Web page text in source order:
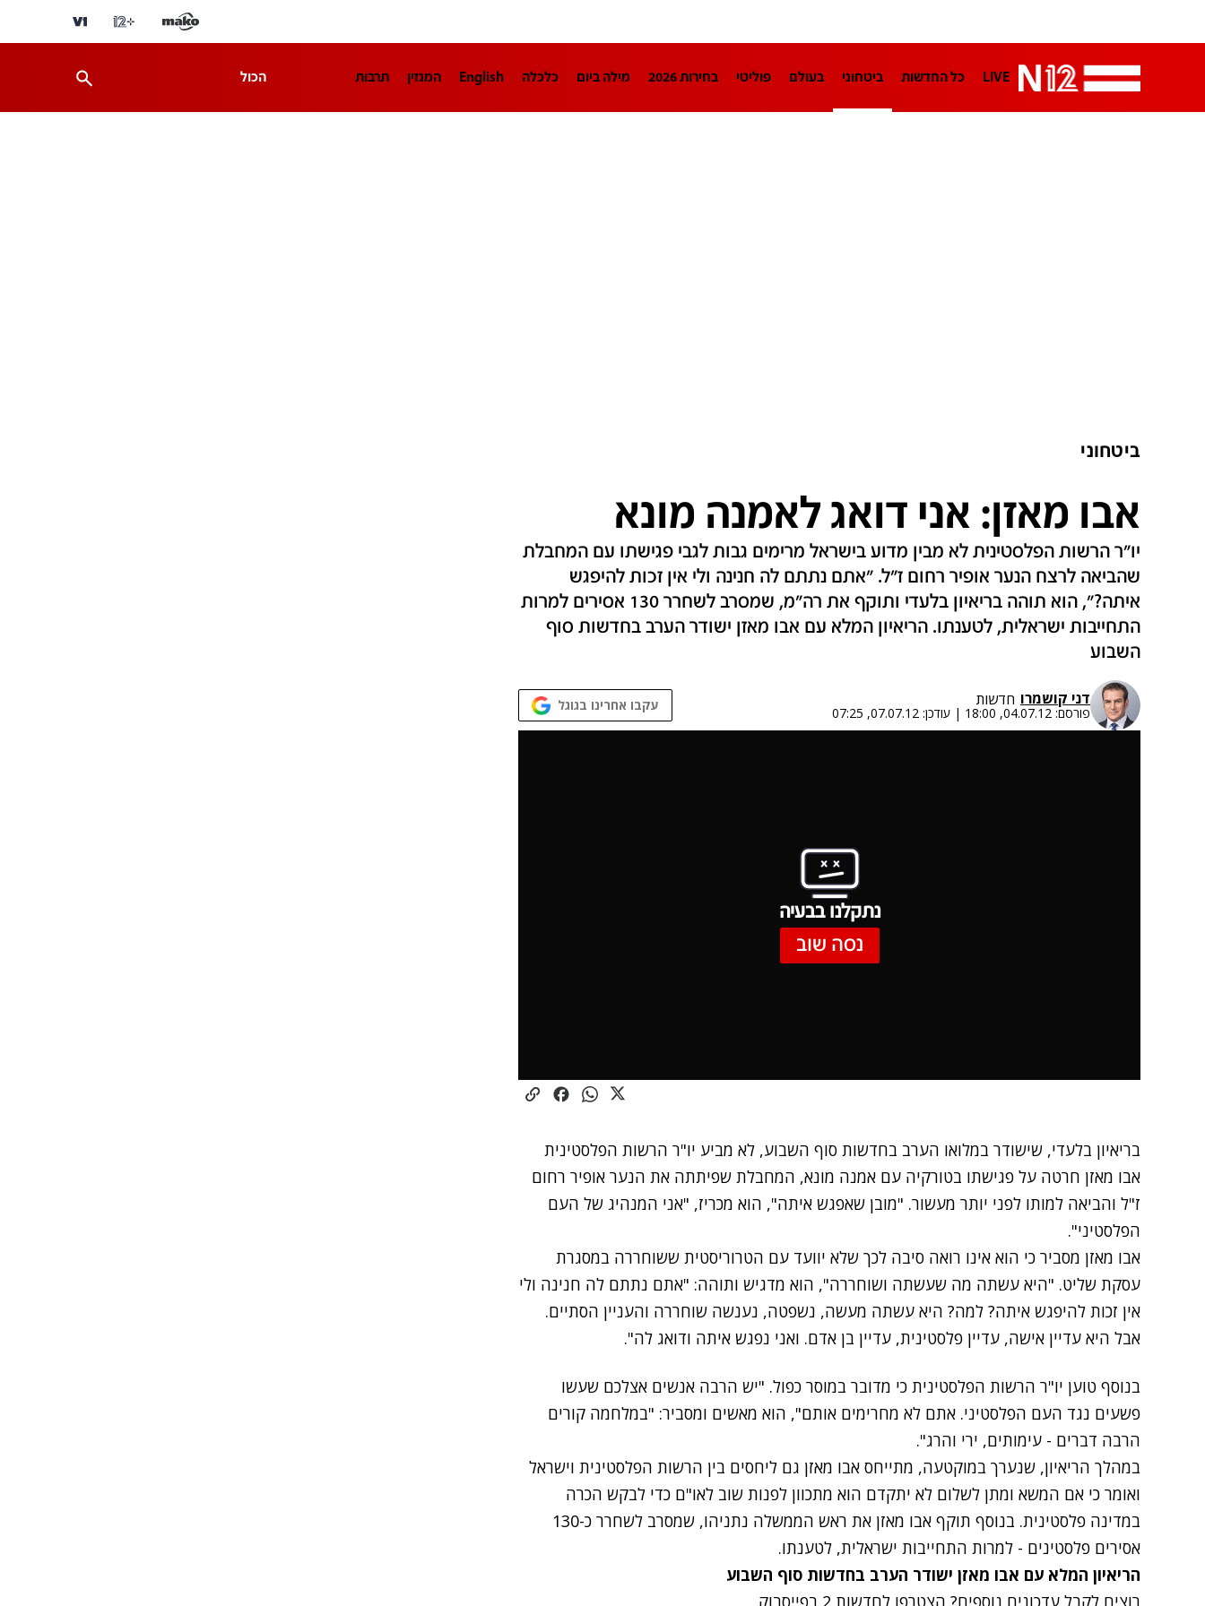
LIVE כל החדשות ביטחוני בעולם פוליטי בחירות 2026 מילה ביום כלכלה English המגזין תרבות הכול
ביטחוני
אבו מאזן: אני דואג לאמנה מונא
יו"ר הרשות הפלסטינית לא מבין מדוע בישראל מרימים גבות לגבי פגישתו עם המחבלת
שהביאה לרצח הנער אופיר רחום ז"ל. "אתם נתתם לה חנינה ולי אין זכות להיפגש
איתה?", הוא תוהה בריאיון בלעדי ותוקף את רה"מ, שמסרב לשחרר 130 אסירים למרות
התחייבות ישראלית, לטענתו. הריאיון המלא עם אבו מאזן ישודר הערב בחדשות סוף
השבוע
דני קושמרו חדשות
פורסם: 04.07.12, 18:00
| עודכן: 07.07.12, 07:25 עקבו אחרינו בגוגל
נתקלנו בבעיה
נסה שוב
בריאיון בלעדי, שישודר במלואו הערב בחדשות סוף השבוע, לא מביע יו"ר הרשות הפלסטינית
אבו מאזן חרטה על פגישתו בטורקיה עם אמנה מונא, המחבלת שפיתתה את הנער אופיר רחום
ז"ל והביאה למותו לפני יותר מעשור. "מובן שאפגש איתה", הוא מכריז, "אני המנהיג של העם
הפלסטיני".
אבו מאזן מסביר כי הוא אינו רואה סיבה לכך שלא יוועד עם הטרוריסטית ששוחררה במסגרת
עסקת שליט. "היא עשתה מה שעשתה ושוחררה", הוא מדגיש ותוהה: "אתם נתתם לה חנינה ולי
אין זכות להיפגש איתה? למה? היא עשתה מעשה, נשפטה, נענשה שוחררה והעניין הסתיים.
אבל היא עדיין אישה, עדיין פלסטינית, עדיין בן אדם. ואני נפגש איתה ודואג לה".
בנוסף טוען יו"ר הרשות הפלסטינית כי מדובר במוסר כפול. "יש הרבה אנשים אצלכם שעשו
פשעים נגד העם הפלסטיני. אתם לא מחרימים אותם", הוא מאשים ומסביר: "במלחמה קורים
הרבה דברים - עימותים, ירי והרג".
במהלך הריאיון, שנערך במוקטעה, מתייחס אבו מאזן גם ליחסים בין הרשות הפלסטינית וישראל
ואומר כי אם המשא ומתן לשלום לא יתקדם הוא מתכוון לפנות שוב לאו"ם כדי לבקש הכרה
במדינה פלסטינית. בנוסף תוקף אבו מאזן את ראש הממשלה נתניהו, שמסרב לשחרר כ-130
אסירים פלסטינים - למרות התחייבות ישראלית, לטענתו.
הריאיון המלא עם אבו מאזן ישודר הערב בחדשות סוף השבוע